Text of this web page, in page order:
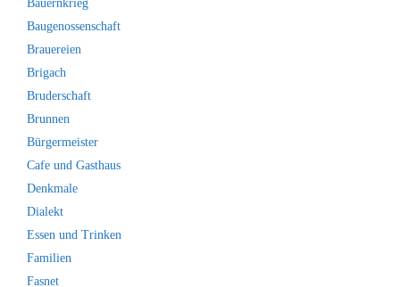
Bauernkrieg
Baugenossenschaft
Brauereien
Brigach
Bruderschaft
Brunnen
Bürgermeister
Cafe und Gasthaus
Denkmale
Dialekt
Essen und Trinken
Familien
Fasnet